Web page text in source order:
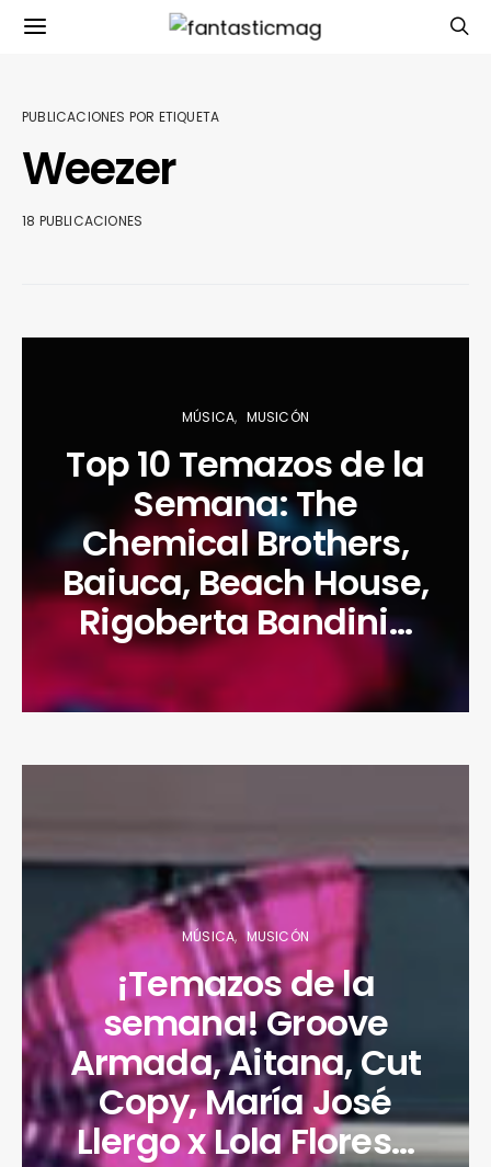
PUBLICACIONES POR ETIQUETA
Weezer
18 PUBLICACIONES
MÚSICA MUSICÓN
Top 10 Temazos de la
Semana: The
Chemical Brothers,
Baiuca, Beach House,
Rigoberta Bandini…
MÚSICA MUSICÓN
¡Temazos de la
semana! Groove
Armada, Aitana, Cut
Copy, María José
Llergo x Lola Flores…